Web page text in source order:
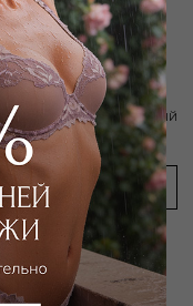
скидку 10%на первый
с условиями
Политики